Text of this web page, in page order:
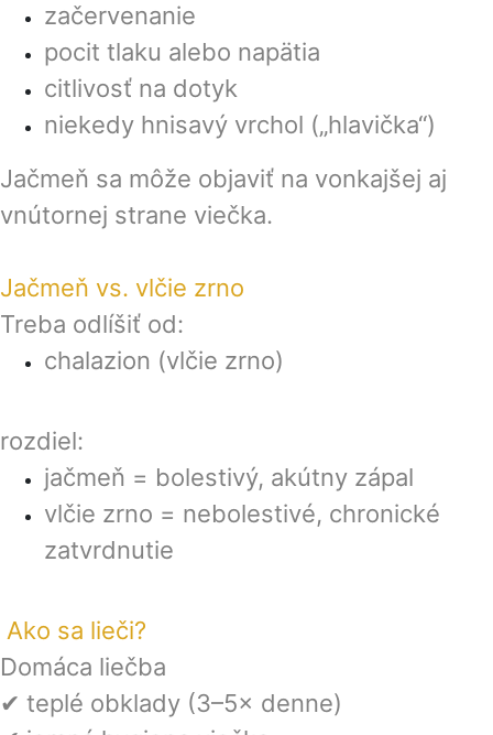
začervenanie
pocit tlaku alebo napätia
citlivosť na dotyk
niekedy hnisavý vrchol („hlavička“)
Jačmeň sa môže objaviť na vonkajšej aj
vnútornej strane viečka.
Jačmeň vs. vlčie zrno
Treba odlíšiť od:
chalazion (vlčie zrno)
rozdiel:
jačmeň = bolestivý, akútny zápal
vlčie zrno = nebolestivé, chronické
zatvrdnutie
Ako sa lieči?
Domáca liečba
✔ teplé obklady (3–5× denne)